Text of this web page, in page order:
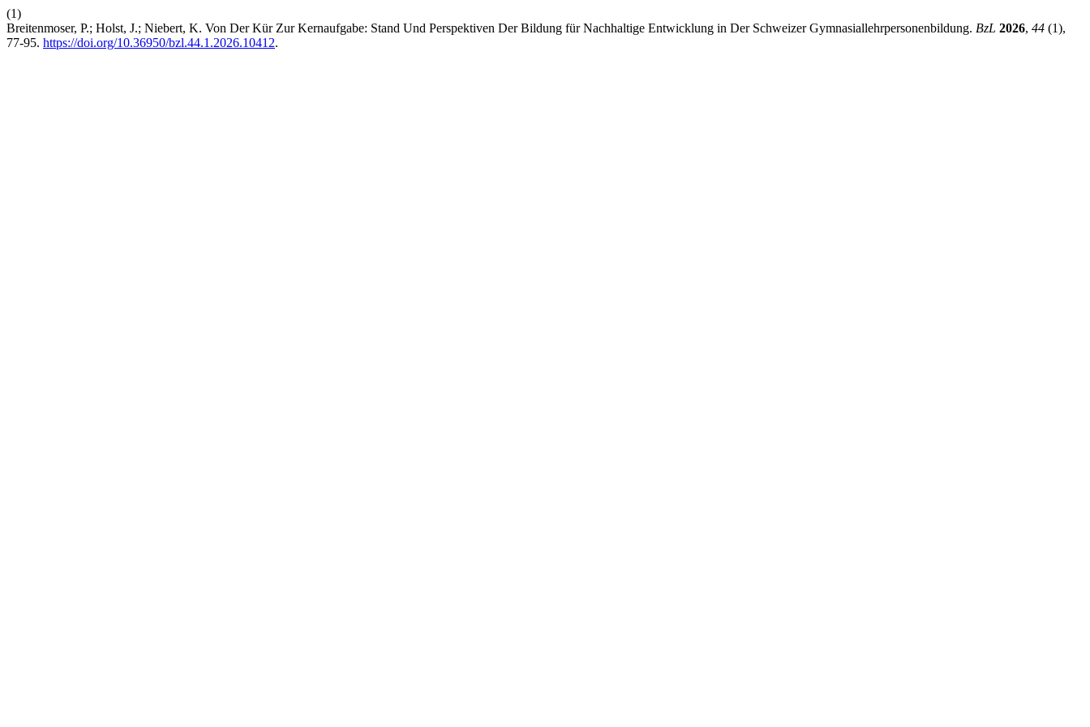
(1)
Breitenmoser, P.; Holst, J.; Niebert, K. Von Der Kür Zur Kernaufgabe: Stand Und Perspektiven Der Bildung für Nachhaltige Entwicklung in Der Schweizer Gymnasiallehrpersonenbildung. BzL 2026, 44 (1),
77-95. https://doi.org/10.36950/bzl.44.1.2026.10412.